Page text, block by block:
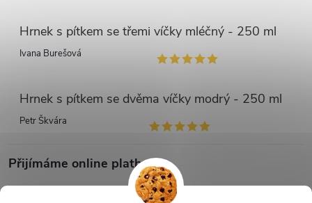
Hrnek s pítkem se třemi víčky mléčný - 250 ml
Ivana Burešová
Hrnek s pítkem se dvěma víčky modrý - 250 ml
Petr Škvára
Přijímáme online platby